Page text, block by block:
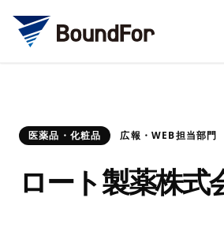
医薬品・化粧品 広報・WEB担当部門
ロート製薬株式